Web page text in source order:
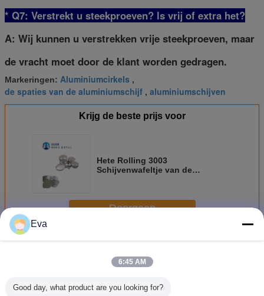
* Q7: Verstrekt u steekproeven? ls vrij of extra het?
A: Wij kunnen u verstrekken vrije steekproeven, maar
de vracht moet door de klant worden gedragen.
Markeringen: Aluminiumcirkels ,
de spaties van de aluminiumschijf , aluminiumschijven
Krijg de beste prijs voor
Hete Rolling 3003
Schijvenwafeltje van de
Container
Doorgaan
MeerAluminium om Cirkel
Eva
6:45 AM
Good day, what product are you looking for?